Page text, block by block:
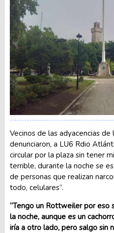
Vecinos de las adyacencias de
denunciaron, a LU6 Rdio
circular por la plaza sin tener
terrible, durante la noche se
de personas que realizan
todo, celulares”.
“Tengo un Rottweiler por eso
la noche, aunque es un
iría a otro lado, pero salgo sin